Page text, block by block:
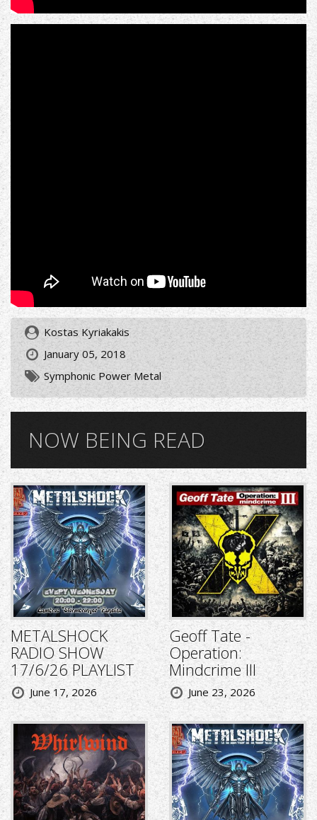
Kostas Kyriakakis
January 05, 2018
Symphonic Power Metal
NOW BEING READ
METALSHOCK
RADIO SHOW
17/6/26 PLAYLIST
June 17, 2026
Geoff Tate -
Operation:
Mindcrime III
June 23, 2026